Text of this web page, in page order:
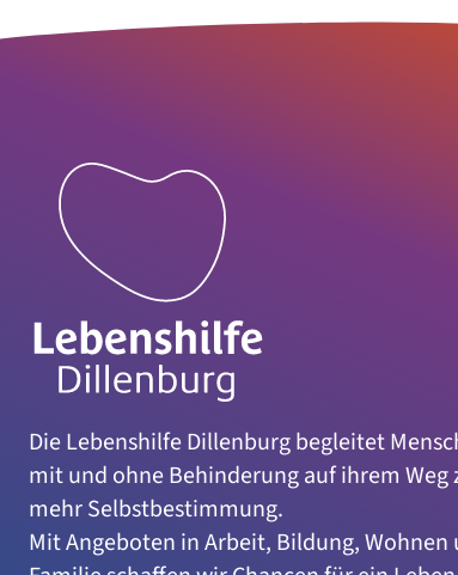
Die Lebenshilfe Dillenburg begleitet
mit und ohne Behinderung auf ihrem Weg
mehr Selbstbestimmung.
Mit Angeboten in Arbeit, Bildung, Wohnen